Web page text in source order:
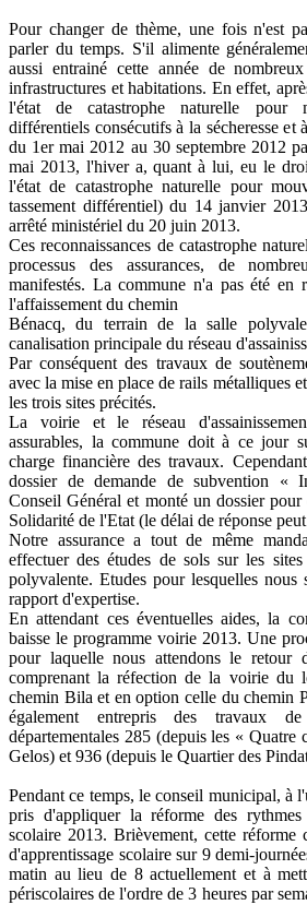
Pour changer de thème, une fois n'est
parler du temps. S'il alimente
aussi entrainé cette année de
infrastructures et habitations. En effet,
l'état de catastrophe naturelle pour
différentiels consécutifs à la sécheresse et
du 1er mai 2012 au 30 septembre 2012
mai 2013, l'hiver a, quant à lui, eu le
l'état de catastrophe naturelle pour
tassement différentiel) du 14 janvier
arrêté ministériel du 20 juin 2013.
Ces reconnaissances de catastrophe
processus des assurances, de
manifestés. La commune n'a pas été en
l'affaissement du chemin
Bénacq, du terrain de la salle
canalisation principale du réseau
Par conséquent des travaux de
avec la mise en place de rails métalliques
les trois sites précités.
La voirie et le réseau
assurables, la commune doit à ce jour
charge financière des travaux.
dossier de demande de subvention «
Conseil Général et monté un dossier
Solidarité de l'Etat (le délai de réponse
Notre assurance a tout de même
effectuer des études de sols sur les
polyvalente. Etudes pour lesquelles nous
rapport d'expertise.
En attendant ces éventuelles aides, la
baisse le programme voirie 2013. Une
pour laquelle nous attendons le retour
comprenant la réfection de la voirie du
chemin Bila et en option celle du chemin
également entrepris des travaux
départementales 285 (depuis les « Quatre
Gelos) et 936 (depuis le Quartier des
Pendant ce temps, le conseil municipal, à
pris d'appliquer la réforme des
scolaire 2013. Brièvement, cette réforme
d'apprentissage scolaire sur 9 demi-
matin au lieu de 8 actuellement et à
périscolaires de l'ordre de 3 heures par